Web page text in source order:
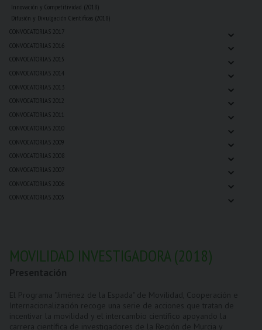
Innovación y Competitividad (2018)
Difusión y Divulgación Cientificas (2018)
CONVOCATORIAS 2017
⌄
CONVOCATORIAS 2016 ⌄
CONVOCATORIAS 2015 ⌄
CONVOCATORIAS 2014 ⌄
CONVOCATORIAS 2013 ⌄
CONVOCATORIAS 2012 ⌄
CONVOCATORIAS 2011 ⌄
CONVOCATORIAS 2010 ⌄
CONVOCATORIAS 2009 ⌄
CONVOCATORIAS 2008 ⌄
CONVOCATORIAS 2007 ⌄
CONVOCATORIAS 2006 ⌄
CONVOCATORIAS 2005 ⌄
MOVILIDAD INVESTIGADORA (2018)